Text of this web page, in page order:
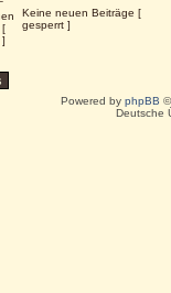
Keine neuen Beiträge [
gesperrt ]
Powered by phpBB
Deutsche